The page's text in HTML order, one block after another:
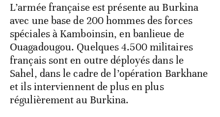
L’armée française est présente au Burkina
avec une base de 200 hommes des forces
spéciales à Kamboinsin, en banlieue de
Ouagadougou. Quelques 4.500 militaires
français sont en outre déployés dans le
Sahel, dans le cadre de l’opération Barkhane
et ils interviennent de plus en plus
régulièrement au Burkina.